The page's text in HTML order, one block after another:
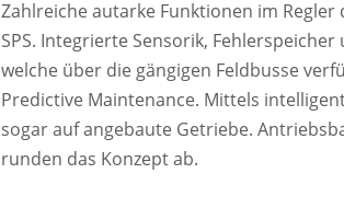
Zahlreiche autarke Funktionen im
SPS. Integrierte Sensorik,
welche über die gängigen Feldbusse
Predictive Maintenance. Mittels
sogar auf angebaute Getriebe.
runden das Konzept ab.